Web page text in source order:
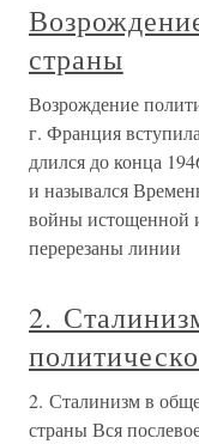
страны
Возрождение
г. Франция
длился до конца
и назывался
войны истощенной
перерезаны линии
2.
2. Сталинизм в
страны Вся